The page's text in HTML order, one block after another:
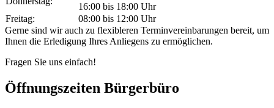
16:00 bis 18:00 Uhr
Freitag:
08:00 bis 12:00 Uhr
Gerne sind wir auch zu flexibleren Terminvereinbarungen bereit, um
Ihnen die Erledigung Ihres Anliegens zu ermöglichen.
Fragen Sie uns einfach!
Öffnungszeiten Bürgerbüro